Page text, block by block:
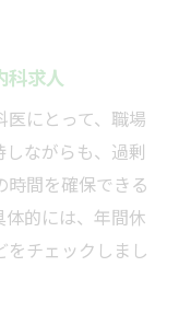
科求人
にとって、職場
ながらも、過剰
間を確保できる
的には、年間休
をチェックしまし